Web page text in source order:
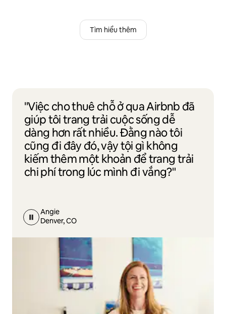
Tìm hiểu thêm
"Việc cho thuê chỗ ở qua Airbnb đã
giúp tôi trang trải cuộc sống dễ
dàng hơn rất nhiều. Đằng nào tôi
cũng đi đây đó, vậy tội gì không
kiếm thêm một khoản để trang trải
chi phí trong lúc mình đi vắng?"
Angie
Denver, CO